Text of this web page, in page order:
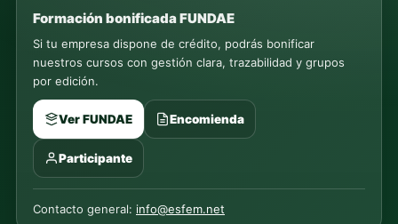
Formación bonificada FUNDAE
Si tu empresa dispone de crédito, podrás bonificar
nuestros cursos con gestión clara, trazabilidad y grupos
por edición.
Ver FUNDAE Encomienda
Participante
Contacto general: info@esfem.net